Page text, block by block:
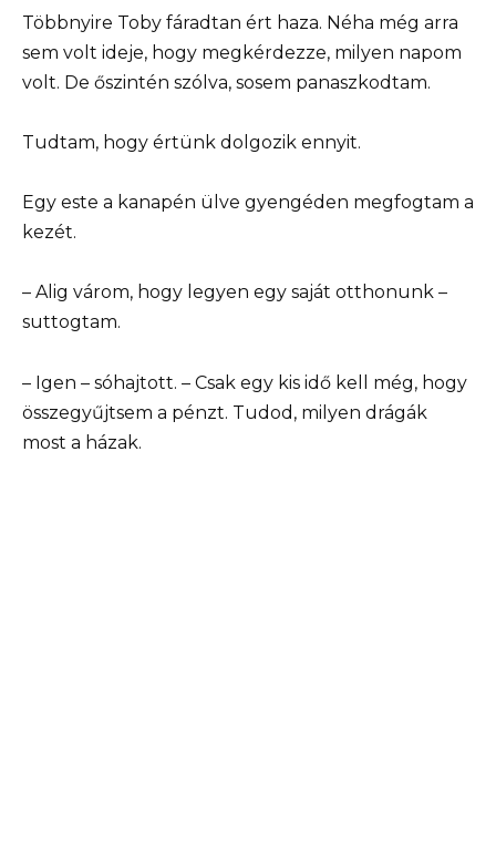
Többnyire Toby fáradtan ért haza. Néha még arra
sem volt ideje, hogy megkérdezze, milyen napom
volt. De őszintén szólva, sosem panaszkodtam.
Tudtam, hogy értünk dolgozik ennyit.
Egy este a kanapén ülve gyengéden megfogtam a
kezét.
– Alig várom, hogy legyen egy saját otthonunk –
suttogtam.
– Igen – sóhajtott. – Csak egy kis idő kell még, hogy
összegyűjtsem a pénzt. Tudod, milyen drágák
most a házak.